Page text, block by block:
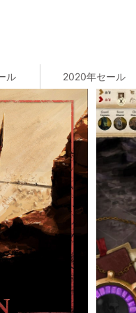
ル 2020年セール